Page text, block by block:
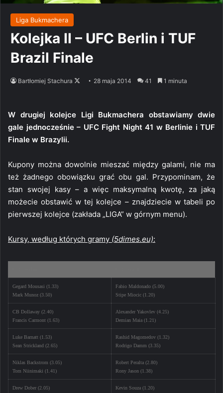
Liga Bukmachera
Kolejka II – UFC Berlin i TUF
Brazil Finale
Bartłomiej Stachura
Follow28 maja 2014 41 1 minuta
W drugiej kolejce Ligi Bukmachera obstawiamy dwie
gale jednocześnie – UFC Fight Night 41 w Berlinie i TUF
Finale w Brazylii.
Kupony można dowolnie mieszać między galami, nie ma
też żadnego obowiązku grać obu gal. Przypominam, że
stan swojej kasy – a więc maksymalną kwotę, za jaką
możecie obstawić w tej kolejce – znajdziecie w tabeli po
pierwszej kolejce (zakłada „LIGA” w górnym menu).
Kursy, według których gramy (5dimes.eu):
Gegard Mousasi (1.33)
Mark Munoz (3.50)
Fabio Maldonado (5.00)
Stipe Miocic (1.20)
CB Dollaway (2.40)
Francis Carmont (1.63)
Alexander Yakovlev (4.25)
Demian Maia (1.21)
Luke Barnatt (1.53)
Sean Strickland (2.65)
Rashid Magomedov (1.32)
Rodrigo Damm (3.35)
Niklas Backstrom (3.05)
Tom Niinimaki (1.41)
Robert Peralta (2.80)
Rony Jason (1.38)
Drew Dober (2.05)
Kevin Souza (1.20)